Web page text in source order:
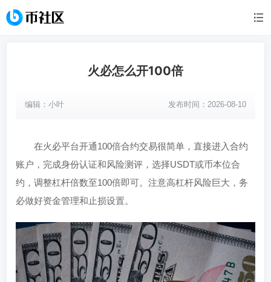
火必怎么开100倍
编辑： 小叶 发布时间：2026-08-10
在火必平台开通100倍合约交易很简单，直接进入合约
账户，完成身份认证和风险测评，选择USDT或币本位合
约，调整杠杆倍数至100倍即可。注意高杠杆风险巨大，务
必做好资金管理和止损设置。